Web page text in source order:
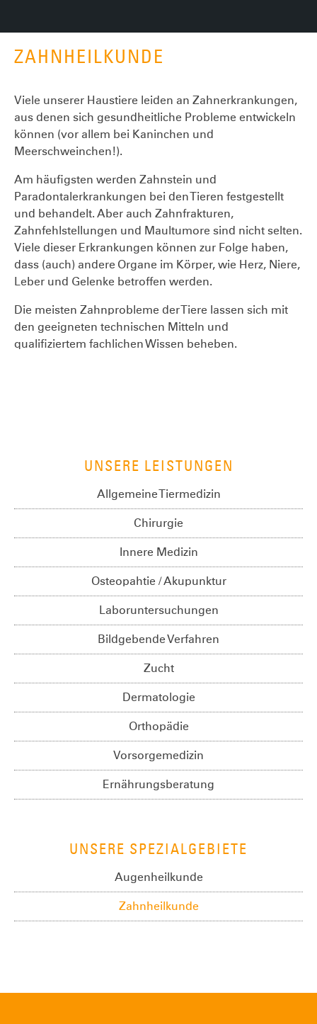
ZAHNHEILKUNDE
Viele unserer Haustiere leiden an Zahnerkrankungen,
aus denen sich gesundheitliche Probleme entwickeln
können (vor allem bei Kaninchen und
Meerschweinchen!).
Am häufigsten werden Zahnstein und
Paradontalerkrankungen bei den Tieren festgestellt
und behandelt. Aber auch Zahnfrakturen,
Zahnfehlstellungen und Maultumore sind nicht selten.
Viele dieser Erkrankungen können zur Folge haben,
dass (auch) andere Organe im Körper, wie Herz, Niere,
Leber und Gelenke betroffen werden.
Die meisten Zahnprobleme der Tiere lassen sich mit
den geeigneten technischen Mitteln und
qualifiziertem fachlichen Wissen beheben.
UNSERE LEISTUNGEN
Allgemeine Tiermedizin
Chirurgie
Innere Medizin
Osteopahtie / Akupunktur
Laboruntersuchungen
Bildgebende Verfahren
Zucht
Dermatologie
Orthopädie
Vorsorgemedizin
Ernährungsberatung
UNSERE SPEZIALGEBIETE
Augenheilkunde
Zahnheilkunde